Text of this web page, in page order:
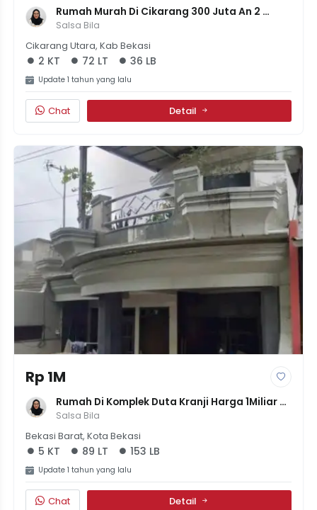
Rumah Murah Di Cikarang 300 Juta An 2
Kamar Kondisi Apaadanya
Salsa Bila
Cikarang Utara, Kab Bekasi
2 KT 72 LT 36 LB
Update 1 tahun yang lalu
Chat Detail
Rp 1M
Rumah Di Komplek Duta Kranji Harga 1Miliar
5Kamar Luas 153meter
Salsa Bila
Bekasi Barat, Kota Bekasi
5 KT 89 LT 153 LB
Update 1 tahun yang lalu
Chat Detail